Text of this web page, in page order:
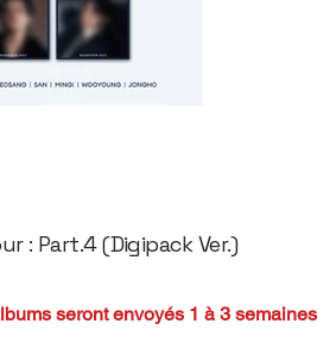
: Part.4 (Digipack Ver.)
seront envoyés 1 à 3 semaines